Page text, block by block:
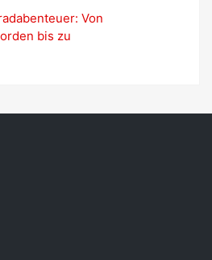
Von
bis zu